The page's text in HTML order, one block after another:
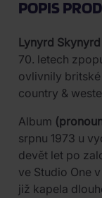
POPIS
Lynyrd Skynyrd
70. letech
ovlivnily
country &
Album
srpnu 1973 u
devět let po
ve Studio One
již kapela